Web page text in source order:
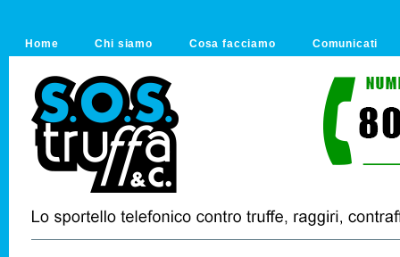
Home Chi siamo Cosa facciamo Comunicati